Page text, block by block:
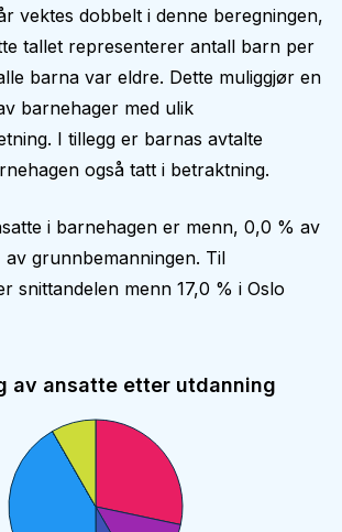
vektes dobbelt i denne beregningen,
tallet representerer antall barn per
barna var eldre. Dette muliggjør en
barnehager med ulik
I tillegg er barnas avtalte
også tatt i betraktning.
i barnehagen er menn, 0,0 % av
av grunnbemanningen. Til
snittandelen menn 17,0 % i Oslo
av ansatte etter utdanning